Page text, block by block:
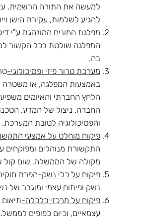
למעשה את התורה הרשמית.
להגיע לשלמות, עקירת הישן
מפלגת המונים המונהגת ע"י
המפלגה שולטת בכל הקשור
בה.
מערכת טרור פיזי ופסיכולוגי-
באמצעות המפלגה, או
הלחץ החברתי והאיומים
החברה. ניצול של המדע,
והפסיכולוגיה לטובת המערכת.
פיקוח מוחלט על אמצעי
התקשורת מנוהלים ומפוקחים
מקולה של הממשלה, שום קול
פיקוח על כלי נשק-הפרת
נשק ופיתוח עצמי ומוגבר של
פיקוח על מרכזי כלכלה-תיאום
עצמאיים, וכיום כפופים לממשל.